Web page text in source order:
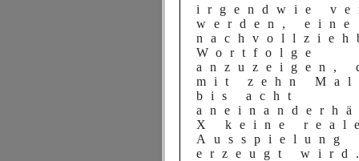
irgendwie
werden, eine
Wortfolge
anzuzeigen,
mit zehn
bis acht
X keine
Ausspielung
erzeugt